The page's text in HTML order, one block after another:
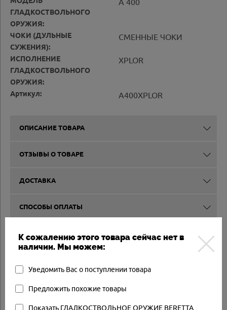
ГЛАДКОСТВОЛЬНОГО
ОРУЖИЯ:
A 400
ЧОКИ (ДУЛЬНЫЕ
СУЖЕНИЯ):
СМЕННЫЕ ЧОКИ
ИСПОЛНЕНИЕ
ГЛАДКОСТВОЛЬНОГО
ОРУЖИЯ:
XPLOR
Артикул: A400XPLOR
ОПИСАНИЕ ТОВАРА
ОТЗЫВЫ О ТОВАРЕ
ДОСТАВКА
СПОСОБЫ ОПЛАТЫ
ВЫКУП И КОМИССИЯ
К сожалению этого товара сейчас нет в
наличии. Мы можем:
Уведомить Вас о поступлении товара
Предложить похожие товары
Показать ГЛАДКОСТВОЛЬНОЕ ОРУЖИЕ BERETTA
Другие товары